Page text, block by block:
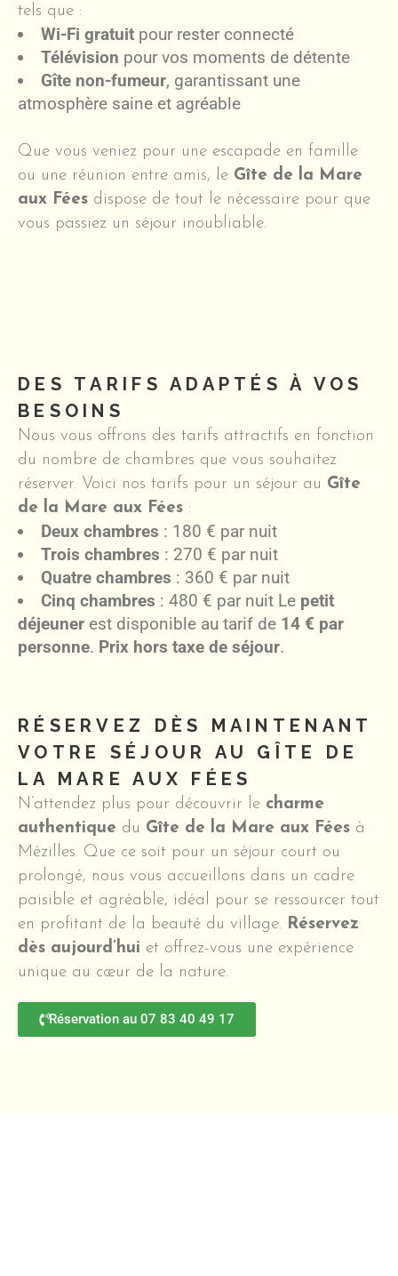
tels que :
Wi-Fi gratuit pour rester connecté
Télévision pour vos moments de détente
Gîte non-fumeur, garantissant une
atmosphère saine et agréable
Que vous veniez pour une escapade en famille
ou une réunion entre amis, le Gîte de la Mare
aux Fées dispose de tout le nécessaire pour que
vous passiez un séjour inoubliable.
DES TARIFS ADAPTÉS À VOS
BESOINS
Nous vous offrons des tarifs attractifs en fonction
du nombre de chambres que vous souhaitez
réserver. Voici nos tarifs pour un séjour au Gîte
de la Mare aux Fées :
Deux chambres : 180 € par nuit
Trois chambres : 270 € par nuit
Quatre chambres : 360 € par nuit
Cinq chambres : 480 € par nuit Le petit
déjeuner est disponible au tarif de 14 € par
personne. Prix hors taxe de séjour.
RÉSERVEZ DÈS MAINTENANT
VOTRE SÉJOUR AU GÎTE DE
LA MARE AUX FÉES
N’attendez plus pour découvrir le charme
authentique du Gîte de la Mare aux Fées à
Mézilles. Que ce soit pour un séjour court ou
prolongé, nous vous accueillons dans un cadre
paisible et agréable, idéal pour se ressourcer tout
en profitant de la beauté du village. Réservez
dès aujourd’hui et offrez-vous une expérience
unique au cœur de la nature.
Réservation au 07 83 40 49 17